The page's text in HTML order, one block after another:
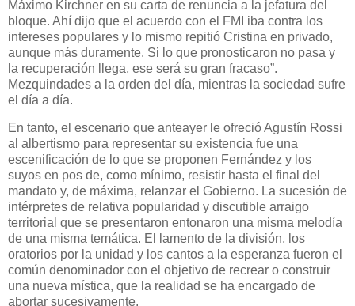
Máximo Kirchner en su carta de renuncia a la jefatura del
bloque. Ahí dijo que el acuerdo con el FMI iba contra los
intereses populares y lo mismo repitió Cristina en privado,
aunque más duramente. Si lo que pronosticaron no pasa y
la recuperación llega, ese será su gran fracaso”.
Mezquindades a la orden del día, mientras la sociedad sufre
el día a día.
En tanto, el escenario que anteayer le ofreció Agustín Rossi
al albertismo para representar su existencia fue una
escenificación de lo que se proponen Fernández y los
suyos en pos de, como mínimo, resistir hasta el final del
mandato y, de máxima, relanzar el Gobierno. La sucesión de
intérpretes de relativa popularidad y discutible arraigo
territorial que se presentaron entonaron una misma melodía
de una misma temática. El lamento de la división, los
oratorios por la unidad y los cantos a la esperanza fueron el
común denominador con el objetivo de recrear o construir
una nueva mística, que la realidad se ha encargado de
abortar sucesivamente.